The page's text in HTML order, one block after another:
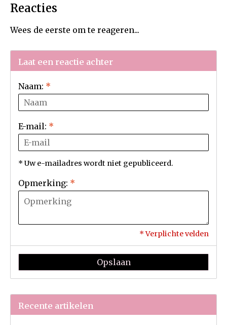
Reacties
Wees de eerste om te reageren...
Laat een reactie achter
Naam: *
E-mail: *
* Uw e-mailadres wordt niet gepubliceerd.
Opmerking: *
* Verplichte velden
Opslaan
Recente artikelen